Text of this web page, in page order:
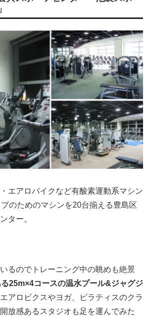
エアロバイクなど有酸素運動系マシン
のためのマシンを20台揃える豊島区
ター。
るのでトレーニング中の眺めも絶景
25m×4コースの温水プール&ジャグジ
アロビクスやヨガ、ピラティスのクラ
放感あるスタジオも足を運んでみた